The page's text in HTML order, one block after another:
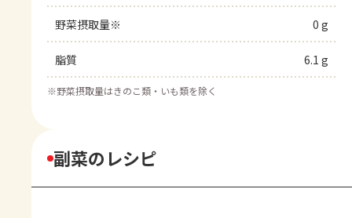
野菜摂取量※ 0 g
脂質 6.1 g
※野菜摂取量はきのこ類・いも類を除く
副菜のレシピ